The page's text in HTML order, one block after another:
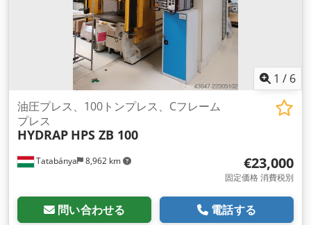
1 / 6
Tatabánya 8,962 km
油圧プレス、100トンプレス、Cフレーム
プレス
HYDRAP HPS ZB 100
€23,000
固定価格 消費税別
問い合わせる 電話する